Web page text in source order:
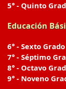
5° - Quinto
Educación
6° - Sexto Grado
7° - Séptimo
8° - Octavo
9° - Noveno